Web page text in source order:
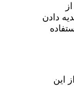
دادن
این